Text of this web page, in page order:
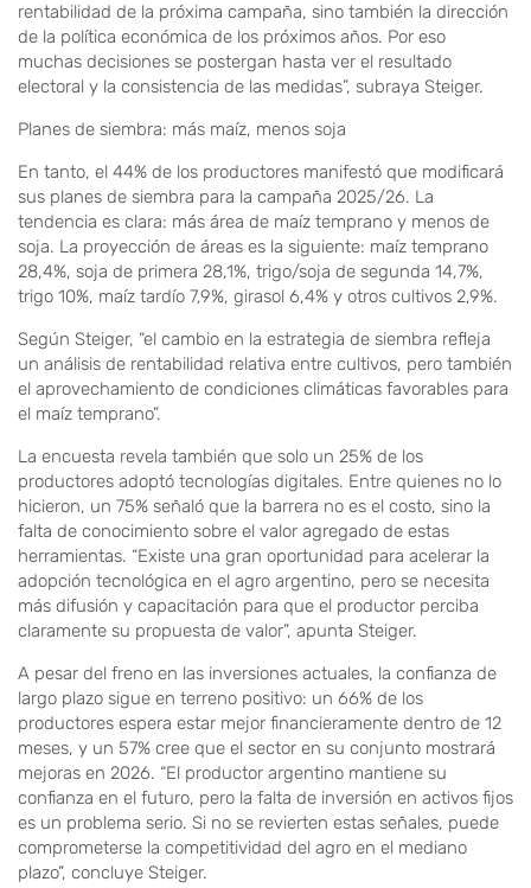
rentabilidad de la próxima campaña, sino también la dirección
de la política económica de los próximos años. Por eso
muchas decisiones se postergan hasta ver el resultado
electoral y la consistencia de las medidas”, subraya Steiger.
Planes de siembra: más maíz, menos soja
En tanto, el 44% de los productores manifestó que modificará
sus planes de siembra para la campaña 2025/26. La
tendencia es clara: más área de maíz temprano y menos de
soja. La proyección de áreas es la siguiente: maíz temprano
28,4%, soja de primera 28,1%, trigo/soja de segunda 14,7%,
trigo 10%, maíz tardío 7,9%, girasol 6,4% y otros cultivos 2,9%.
Según Steiger, “el cambio en la estrategia de siembra refleja
un análisis de rentabilidad relativa entre cultivos, pero también
el aprovechamiento de condiciones climáticas favorables para
el maíz temprano”.
La encuesta revela también que solo un 25% de los
productores adoptó tecnologías digitales. Entre quienes no lo
hicieron, un 75% señaló que la barrera no es el costo, sino la
falta de conocimiento sobre el valor agregado de estas
herramientas. “Existe una gran oportunidad para acelerar la
adopción tecnológica en el agro argentino, pero se necesita
más difusión y capacitación para que el productor perciba
claramente su propuesta de valor”, apunta Steiger.
A pesar del freno en las inversiones actuales, la confianza de
largo plazo sigue en terreno positivo: un 66% de los
productores espera estar mejor financieramente dentro de 12
meses, y un 57% cree que el sector en su conjunto mostrará
mejoras en 2026. “El productor argentino mantiene su
confianza en el futuro, pero la falta de inversión en activos fijos
es un problema serio. Si no se revierten estas señales, puede
comprometerse la competitividad del agro en el mediano
plazo”, concluye Steiger.